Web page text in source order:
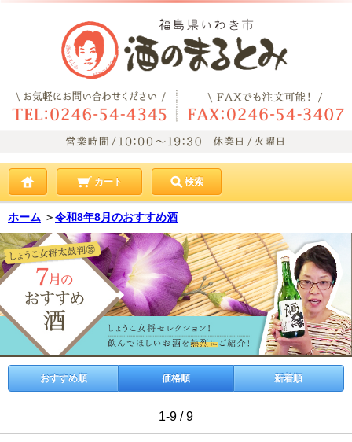
カート 検索
ホーム ＞令和8年8月のおすすめ酒
おすすめ順 価格順 新着順
1-9 / 9